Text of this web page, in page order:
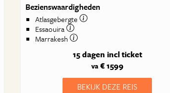
Bezienswaardigheden
Atlasgebergte
Essaouira
Marrakesh
15 dagen incl ticket
va€ 1599
BEKIJK DEZE REIS